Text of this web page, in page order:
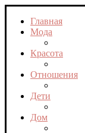
Главная
Мода
Красота
Отношения
Дети
Дом